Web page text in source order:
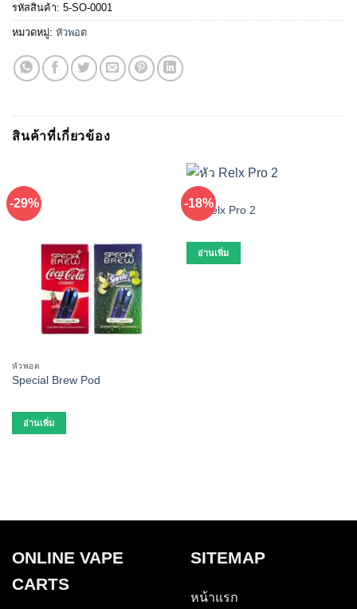
รหัสสินค้า: 5-SO-0001
หมวดหมู่: หัวพอต
สินค้าที่เกี่ยวข้อง
-29%
หัวพอต
Special Brew Pod
อ่านเพิ่ม
-18%
หัวพอต
หัว Relx Pro 2
อ่านเพิ่ม
ONLINE VAPE
CARTS
SITEMAP
หน้าแรก